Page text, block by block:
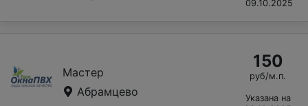
09.10.2025
Мастер
Абрамцево
150
руб/м.п.
Указана на